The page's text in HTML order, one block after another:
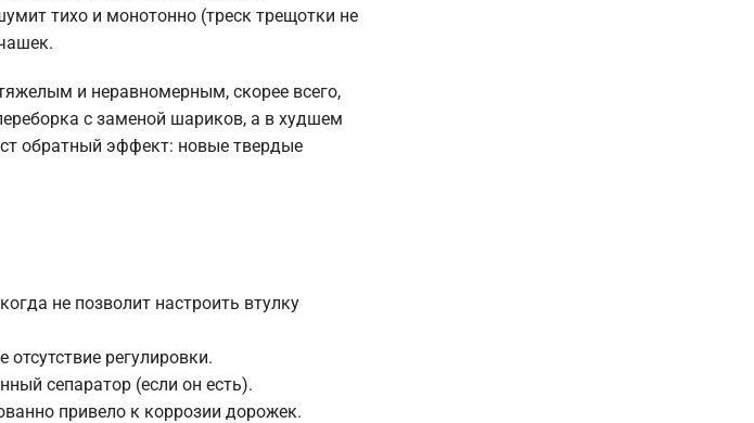
тихо и монотонно (треск трещотки не
и неравномерным, скорее всего,
с заменой шариков, а в худшем
обратный эффект: новые твердые
не позволит настроить втулку
регулировки.
сепаратор (если он есть).
привело к коррозии дорожек.